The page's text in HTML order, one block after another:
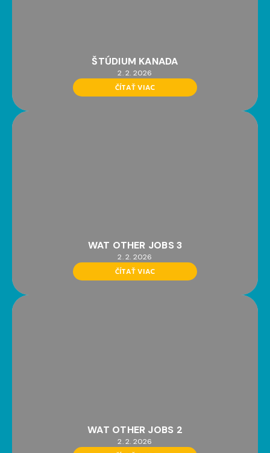
ŠTÚDIUM KANADA
2. 2. 2026
ČÍTAŤ VIAC
WAT OTHER JOBS 3
2. 2. 2026
ČÍTAŤ VIAC
WAT OTHER JOBS 2
2. 2. 2026